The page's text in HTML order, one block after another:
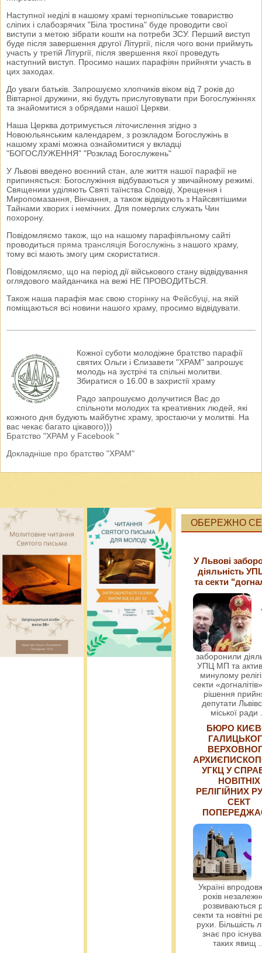
Наступної неділі в нашому храмі тернопільське товариство
сліпих і слабозрячих "Біла тростина" буде проводити свої
виступи з метою зібрати кошти на потреби ЗСУ. Перший виступ
буде після завершення другої Літургії, після чого вони приймуть
участь у третій Літургії, після звершення якої проведуть
наступний виступ. Просимо наших парафіян прийняти участь в
цих заходах.
До уваги батьків. Запрошуємо хлопчиків віком від 7 років до
Вівтарної дружини, які будуть прислуговувати при Богослужіннях
та знайомитися з обрядами нашої Церкви.
Наша Церква дотримується літочислення згідно з
Новоюльянським календарем, з розкладом Богослужінь в
нашому храмі можна ознайомитися у вкладці
"БОГОСЛУЖЕННЯ" "Розклад Богослужень"
У Львові введено воєнний стан, але життя нашої парафії не
припиняється: Богослужіння відбуваються у звичайному режимі.
Священики уділяють Святі таїнства Сповіді, Хрещення і
Миропомазання, Вінчання, а також відвідують з Найсвятішими
Тайнами хворих і немічних. Для померлих служать Чин
похорону.
Повідомляємо також, що на нашому парафіяльному сайті
проводиться пряма трансляція Богослужінь з нашого храму,
тому всі мають змогу цим скористатися.
Повідомляємо, що на період дії військового стану відвідування
оглядового майданчика на вежі НЕ ПРОВОДИТЬСЯ.
Також наша парафія має свою сторінку на Фейсбуці, на якій
поміщаються всі новини нашого храму, просимо відвідувати.
Кожної суботи молодіжне братство парафії
святих Ольги і Єлизавети "ХРАМ" запрошує
молодь на зустрічі та спільні молитви.
Збиратися о 16.00 в захристії храму
Радо запрошуємо долучитися Вас до
спільноти молодих та креативних людей, які
кожного дня будують майбутнє храму, зростаючи у молитві. На
вас чекає багато цікавого)))
Братство "ХРАМ у Facebook "
Докладніше про братство "ХРАМ"
ОБЕРЕЖНО
У Львові
діяльність
та секти
заборонили
УПЦ МП та
минулому
секти
рішення
депутати
міської ради
БЮРО
УГКЦ У
НОВІТНІХ
РЕЛІГІЙНИХ
СЕКТ
Україні
років
розвиваються
секти та новітні
рухи. Більшість
знає про
таких явищ